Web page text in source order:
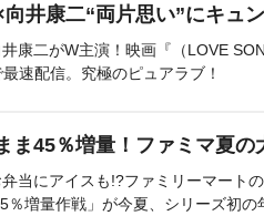
井康二“両片思い”にキュ
康二がW主演！映画『（LOVE
速配信。究極のピュアラブ！
ま45％増量！ファミマ夏の
当にアイスも!?ファミリーマート
％増量作戦」が今夏、シリーズ初の